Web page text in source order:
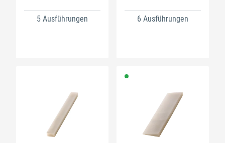
5 Ausführungen 6 Ausführungen